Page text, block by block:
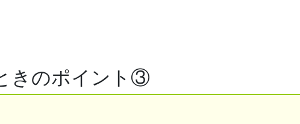
きのポイント③